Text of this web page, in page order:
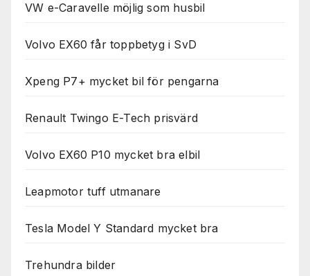
VW e-Caravelle möjlig som husbil
Volvo EX60 får toppbetyg i SvD
Xpeng P7+ mycket bil för pengarna
Renault Twingo E-Tech prisvärd
Volvo EX60 P10 mycket bra elbil
Leapmotor tuff utmanare
Tesla Model Y Standard mycket bra
Trehundra bilder
beteende när du
chansen att få se
och erbjudanden.